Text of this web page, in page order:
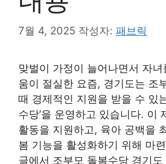
7월 4, 2025 작성자: 패브릭
맞벌이 가정이 늘어나면서 자
움이 절실한 요즘, 경기도는 조
때 경제적인 지원을 받을 수 있
수당’을 운영하고 있습니다. 이
활동을 지원하고, 육아 공백을
봄 기능을 활성화하기 위해 마
글에서 조부모 돌봄수당 경기